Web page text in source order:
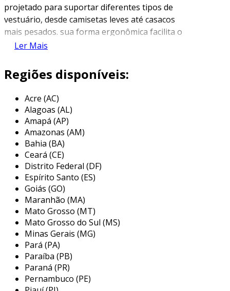
projetado para suportar diferentes tipos de
vestuário, desde camisetas leves até casacos
mais pesados. sua forma ergonômica facilita o
armazenamento e a exibição de roupas em
método eficiente de organização.
plástico pode estar disponível em diversas
cores e designs, permitindo que os usuários
escolham opções que se adequem à estética de
seus espaços. a versatilidade material também
permite que sejam criados cabides com
texturas e acabamentos variados, aumentando
o apelo visual e a personalização no uso
cotidiano.
principais aplicações do cabide
gancho plástico
os cabides ganchos plásticos têm uma ampla
gama de aplicações, sendo utilizados tanto em
ambientes domésticos quanto comerciais. na
prática, eles ajudam a manter a organização e a
Ler Mais
Regiões disponíveis:
Acre (AC)
Alagoas (AL)
Amapá (AP)
Amazonas (AM)
Bahia (BA)
Ceará (CE)
Distrito Federal (DF)
Espírito Santo (ES)
Goiás (GO)
Maranhão (MA)
Mato Grosso (MT)
Mato Grosso do Sul (MS)
Minas Gerais (MG)
Pará (PA)
Paraíba (PB)
Paraná (PR)
Pernambuco (PE)